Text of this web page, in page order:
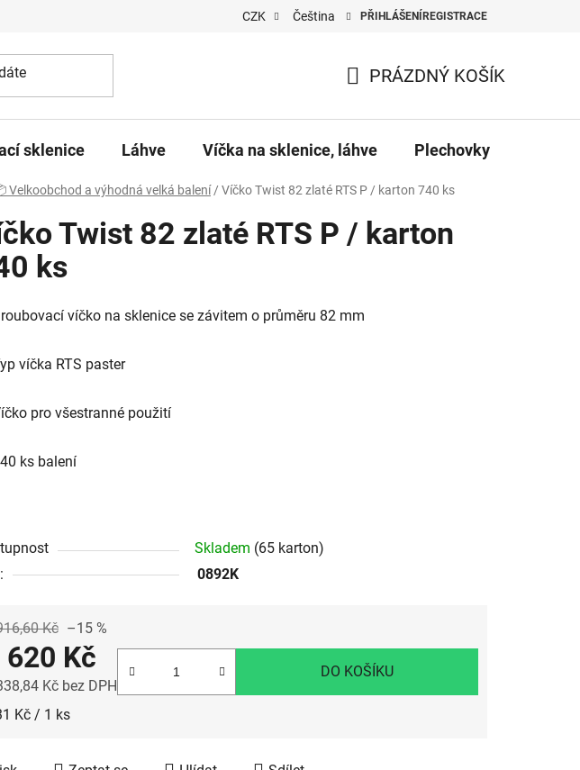
CZK Čeština PŘIHLÁŠENÍ REGISTRACE
KOŠÍK
PRÁZDNÝ KOŠÍK
sklenice Láhve Víčka na sklenice, láhve Plechovky
Velkoobchod a výhodná velká balení / Víčko Twist 82 zlaté RTS P / karton 740 ks
Twist 82 zlaté RTS P / karton
ks
víčko na sklenice se závitem o průměru 82 mm
víčka RTS paster
pro všestranné použití
ks balení
Skladem (65 karton)
0892K
Kč –15 %
620 Kč
Kč bez DPH
cena:
Kč / 1 ks
DO KOŠÍKU